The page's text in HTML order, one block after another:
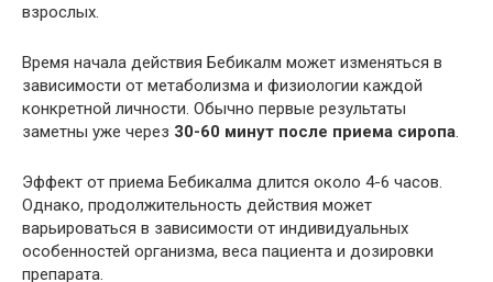
взрослых.
Время начала действия Бебикалм может изменяться в
зависимости от метаболизма и физиологии каждой
конкретной личности. Обычно первые результаты
заметны уже через 30-60 минут после приема сиропа.
Эффект от приема Бебикалма длится около 4-6 часов.
Однако, продолжительность действия может
варьироваться в зависимости от индивидуальных
особенностей организма, веса пациента и дозировки
препарата.